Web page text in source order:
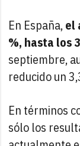
En España,el
%, hasta los
septiembre,
reducido un
En términos
sólo los